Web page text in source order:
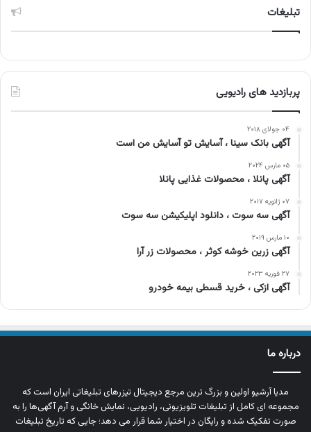
تبلیغات
پربازدید های رادیویی
۰۴ جولای ۲۰۱۸
آگهی بانک سینا ، آسایش تو آسایش من است
۰۵ مارس ۲۰۲۴
آگهی پانلا ، محصولات غذایی پانلا
۰۷ ژانویه ۲۰۱۷
آگهی سه سوت ، دانلود اپلیکیشن سه سوت
۱۰ مارس ۲۰۱۹
آگهی زرین خوشه کوثر ، محصولات زر آرا
۲۷ فوریه ۲۰۲۳
آگهی ازکی ، خرید قسطی بیمه خودرو
درباره ما
مدیا آرشیو اولین و بزرگ‌ ترین مرجع دیجیتال تیزرهای تبلیغاتی ایران است که
مجموعه‌ ای کامل از تبلیغات تلویزیونی، رادیویی، نمایش خانگی و آرم‌ آگهی‌ها را به‌
صورت تفکیک‌ شده و رایگان در اختیار شما قرار می‌ دهد؛ جایی که تاریخ تبلیغات